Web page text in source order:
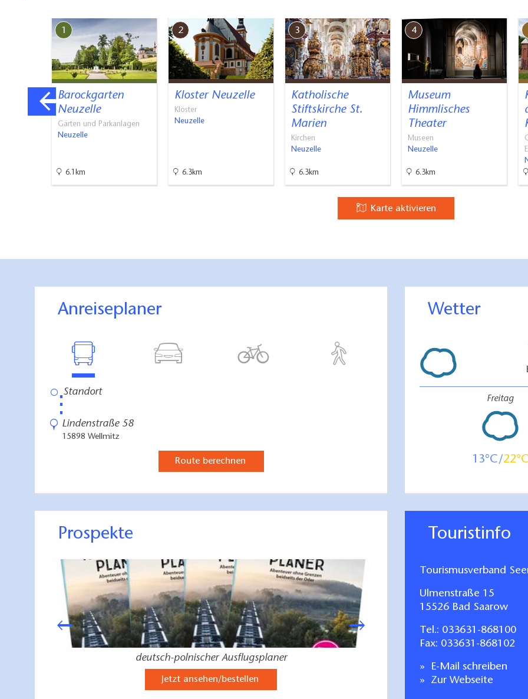
1
Barockgarten
Neuzelle
Gärten und Parkanlagen
Neuzelle
6.1km
2
Kloster Neuzelle
Klöster
Neuzelle
6.3km
3
Katholische
Stiftskirche St.
Marien
Kirchen
Neuzelle
6.3km
4
Museum
Himmlisches
Theater
Museen
Neuzelle
6.3km
Karte aktivieren
Anreiseplaner
⋮
Lindenstraße 58
15898 Wellmitz
Route berechnen
Wetter
Freitag
13 22
Prospekte
deutsch-polnischer Ausflugsplaner
Jetzt ansehen/bestellen Jetzt
Touristinfo
Tourismusverband
Ulmenstraße 15
15526 Bad Saarow
Tel.: 033631-868100
Fax: 033631-868102
E-Mail schreiben
Zur Webseite